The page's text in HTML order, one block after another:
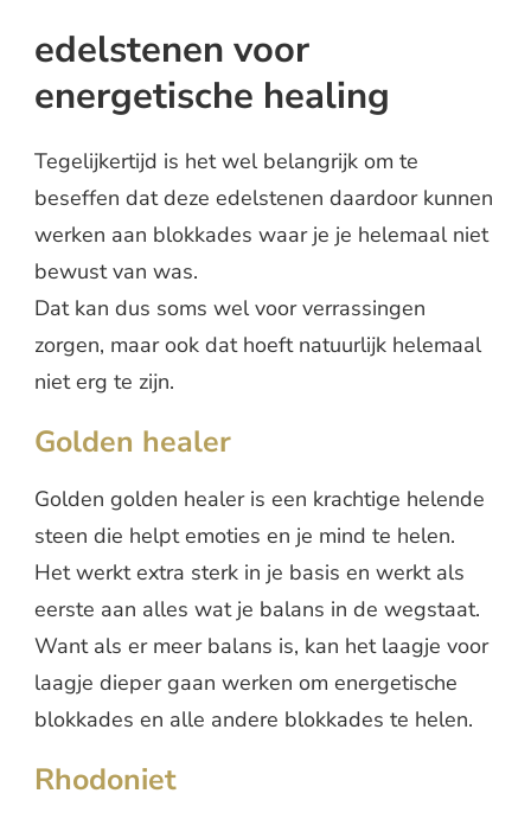
edelstenen voor
energetische healing
Tegelijkertijd is het wel belangrijk om te
beseffen dat deze edelstenen daardoor kunnen
werken aan blokkades waar je je helemaal niet
bewust van was.
Dat kan dus soms wel voor verrassingen
zorgen, maar ook dat hoeft natuurlijk helemaal
niet erg te zijn.
Golden healer
Golden golden healer is een krachtige helende
steen die helpt emoties en je mind te helen.
Het werkt extra sterk in je basis en werkt als
eerste aan alles wat je balans in de wegstaat.
Want als er meer balans is, kan het laagje voor
laagje dieper gaan werken om energetische
blokkades en alle andere blokkades te helen.
Rhodoniet